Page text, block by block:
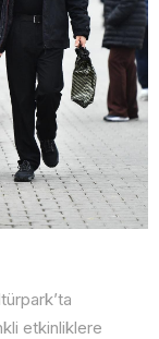
etkinliklere